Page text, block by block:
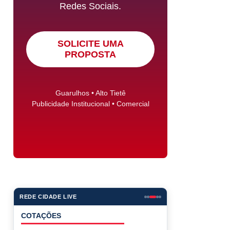
Redes Sociais.
SOLICITE UMA
PROPOSTA
Guarulhos • Alto Tietê
Publicidade Institucional • Comercial
REDE CIDADE LIVE
COTAÇÕES